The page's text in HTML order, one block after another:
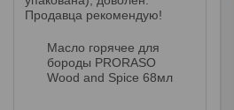
Продавца рекомендую!
Масло горячее для
бороды PRORASO
Wood and Spice 68мл